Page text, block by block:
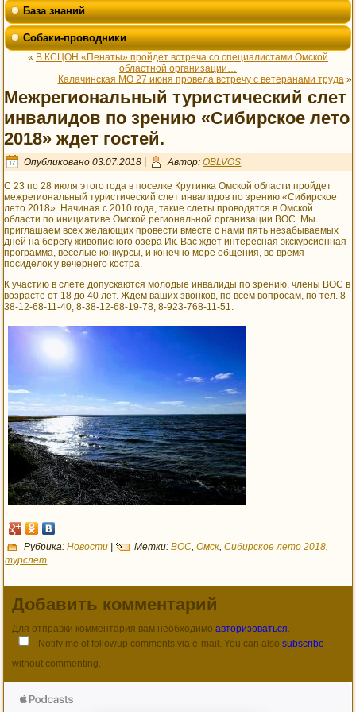
База знаний
Собаки-проводники
« В КСЦОН «Пенаты» пройдет встреча со специалистами Омской
областной организации…
Калачинская МО 27 июня провела встречу с ветеранами труда»
Межрегиональный туристический слет
инвалидов по зрению «Сибирское лето
2018» ждет гостей.
Опубликовано 03.07.2018 Автор: OBLVOS
С 23 по 28 июля этого года в поселке Крутинка Омской области пройдет
межрегиональный туристический слет инвалидов по зрению «Сибирское
лето 2018». Начиная с 2010 года, такие слеты проводятся в Омской
области по инициативе Омской региональной организации ВОС. Мы
приглашаем всех желающих провести вместе с нами пять незабываемых
дней на берегу живописного озера Ик. Вас ждет интересная экскурсионная
программа, веселые конкурсы, и конечно море общения, во время
посиделок у вечернего костра.
К участию в слете допускаются молодые инвалиды по зрению, члены ВОС в
возрасте от 18 до 40 лет. Ждем ваших звонков, по всем вопросам, по тел. 8-
38-12-68-11-40, 8-38-12-68-19-78, 8-923-768-11-51.
Рубрика: Новости Метки: ВОС,Омск,Сибирское лето 2018,
турслет
Добавить комментарий
Для отправки комментария вам необходимоавторизоваться.
Notify me of followup comments via e-mail. You can alsosubscribe
without commenting.